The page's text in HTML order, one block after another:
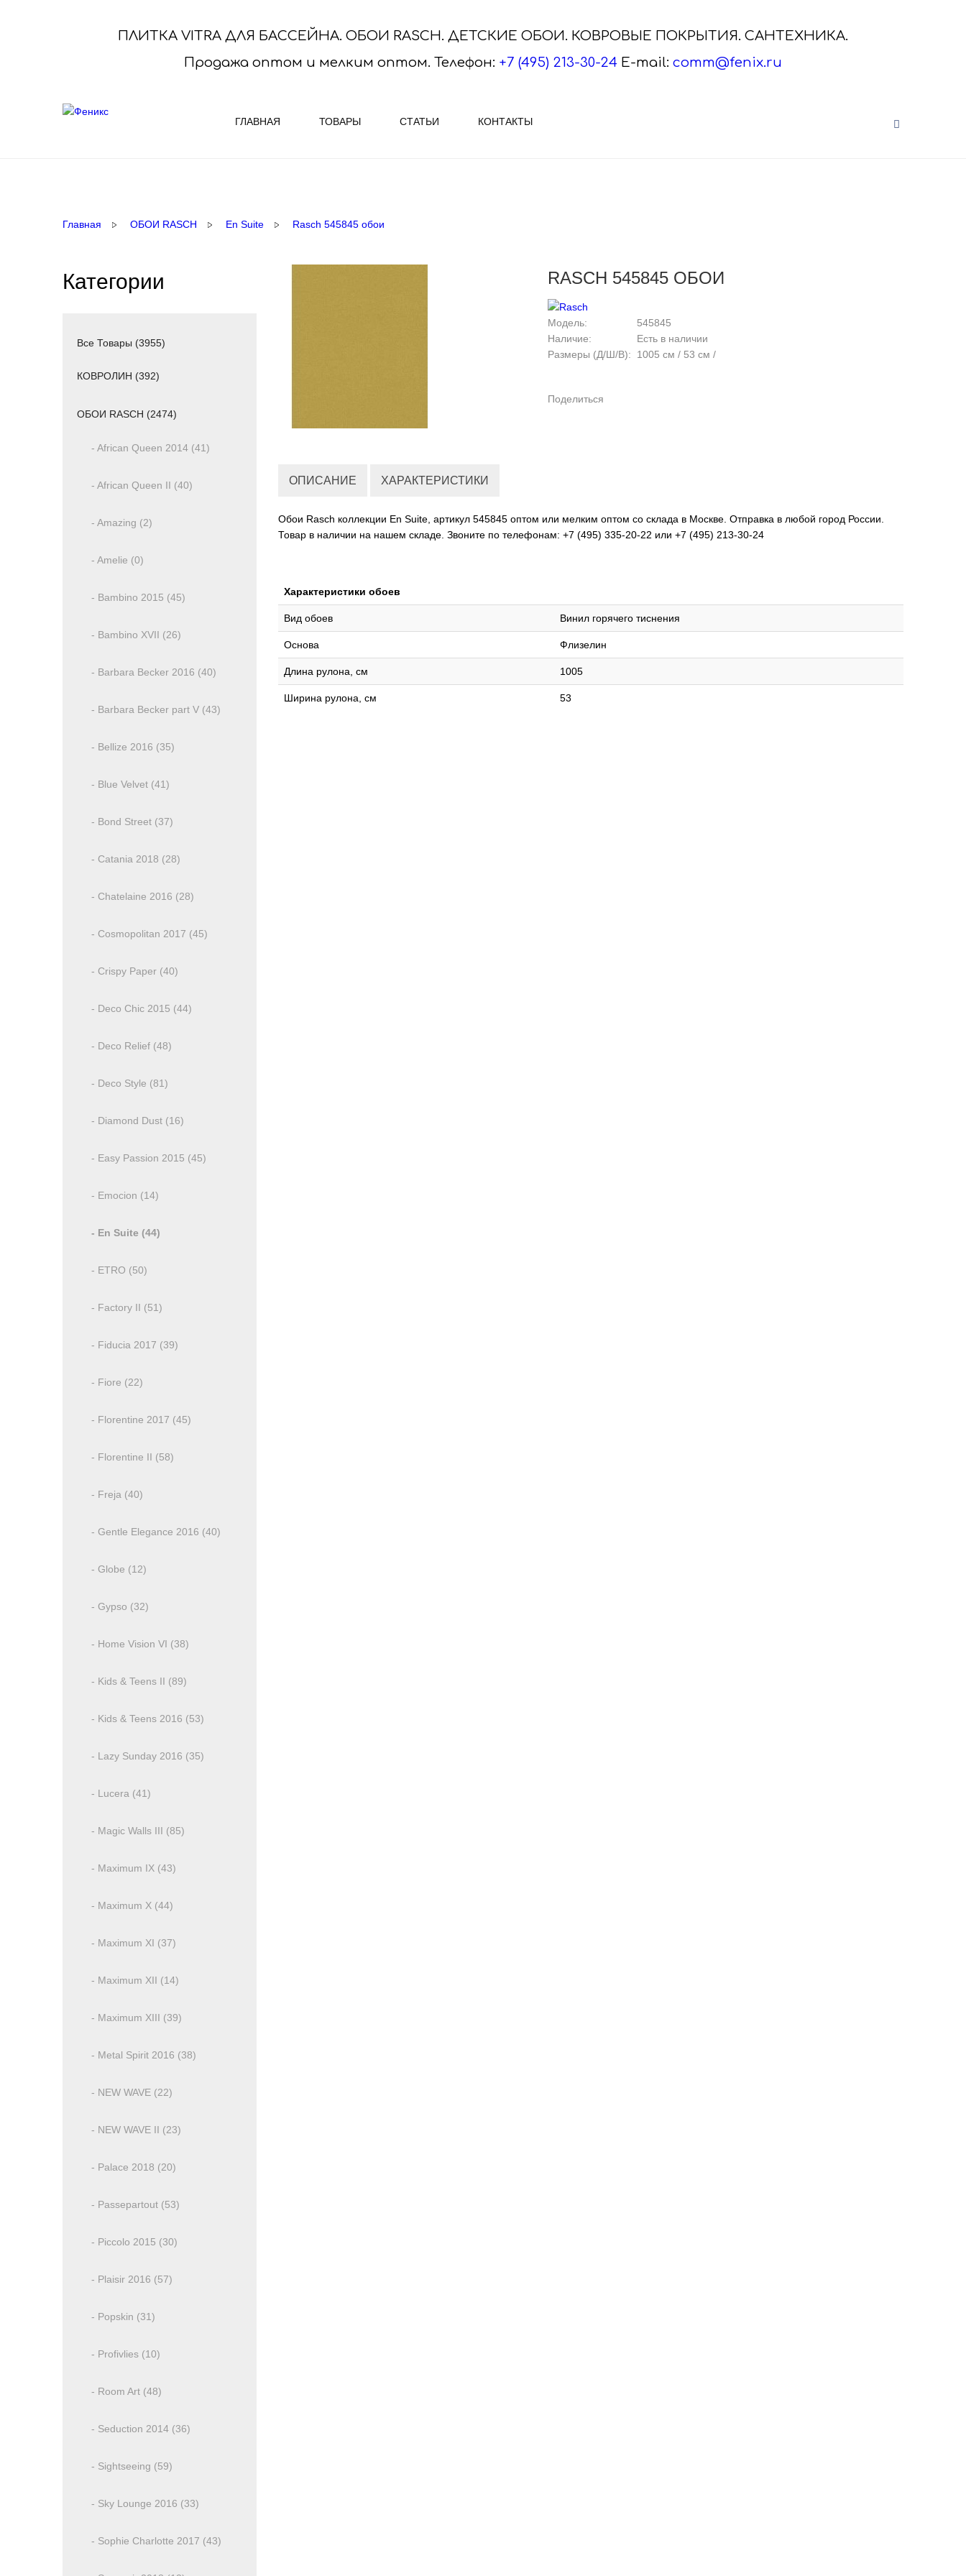
ПЛИТКА VITRA ДЛЯ БАССЕЙНА. ОБОИ RASCH. ДЕТСКИЕ ОБОИ. КОВРОВЫЕ ПОКРЫТИЯ. САНТЕХНИКА.
Продажа оптом и мелким оптом. Телефон: +7 (495) 213-30-24 E-mail: comm@fenix.ru
ГЛАВНАЯ ТОВАРЫ
купите его у нас со склада или под заказ
выбор фактур и рисунков Наиболее
СТАТЬИ КОНТАКТЫ
Главная ОБОИ RASCH En Suite Rasch 545845 обои
Категории
Все Товары (3955)
КОВРОЛИН (392)
ОБОИ RASCH (2474)
- African Queen 2014 (41)
- African Queen II (40)
- Amazing (2)
- Amelie (0)
- Bambino 2015 (45)
- Bambino XVII (26)
- Barbara Becker 2016 (40)
- Barbara Becker part V (43)
- Bellize 2016 (35)
- Blue Velvet (41)
- Bond Street (37)
- Catania 2018 (28)
- Chatelaine 2016 (28)
- Cosmopolitan 2017 (45)
- Crispy Paper (40)
- Deco Chic 2015 (44)
- Deco Relief (48)
- Deco Style (81)
- Diamond Dust (16)
- Easy Passion 2015 (45)
- Emocion (14)
- En Suite (44)
- ETRO (50)
- Factory II (51)
- Fiducia 2017 (39)
- Fiore (22)
- Florentine 2017 (45)
- Florentine II (58)
- Freja (40)
- Gentle Elegance 2016 (40)
- Globe (12)
- Gypso (32)
- Home Vision VI (38)
- Kids & Teens II (89)
- Kids & Teens 2016 (53)
- Lazy Sunday 2016 (35)
- Lucera (41)
- Magic Walls III (85)
- Maximum IX (43)
- Maximum X (44)
- Maximum XI (37)
- Maximum XII (14)
- Maximum XIII (39)
- Metal Spirit 2016 (38)
- NEW WAVE (22)
- NEW WAVE II (23)
- Palace 2018 (20)
- Passepartout (53)
- Piccolo 2015 (30)
- Plaisir 2016 (57)
- Popskin (31)
- Profivlies (10)
- Room Art (48)
- Seduction 2014 (36)
- Sightseeing (59)
- Sky Lounge 2016 (33)
- Sophie Charlotte 2017 (43)
RASCH 545845 ОБОИ
Модель:
545845
Наличие:
Есть в наличии
Размеры (Д/Ш/В):
1005 см / 53 см /
Поделиться
ОПИСАНИЕ ХАРАКТЕРИСТИКИ
Обои Rasch коллекции En Suite, артикул 545845 оптом или мелким оптом со склада в Москве. Отправка в любой город России.
Товар в наличии на нашем складе. Звоните по телефонам: +7 (495) 335-20-22 или +7 (495) 213-30-24
Характеристики обоев
Вид обоев Винил горячего тиснения
Основа Флизелин
Длина рулона, см 1005
Ширина рулона, см 53